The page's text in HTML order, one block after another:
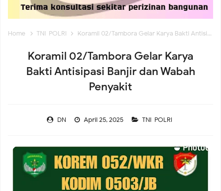
Koramil 02/Tambora Perkuat Keamanan Lingkungan,
Babinsa Aktif Dampingi Siskamling Bersama Warga
Koramil 02/Tambora Intensif Pantau Harga Sembako,
Pastikan Stok Bahan Pokok Aman bagi Masyarakat
Koramil 02/Tambora Perkuat Budaya Bersih, Satgas
Sampah Edukasi Warga Kelola Sampah dari Rumah
Andri Maulana SH Bangun Kirana Musik, Siap Lahirkan
Home TNI-POLRI Koramil 02/Tambora Gelar Karya Bakti Antisipasi Banjir dan Wabah Penyakit
Koramil 02/Tambora Gelar Karya
Bakti Antisipasi Banjir dan Wabah
Penyakit
DN April 25, 2025 TNI-POLRI